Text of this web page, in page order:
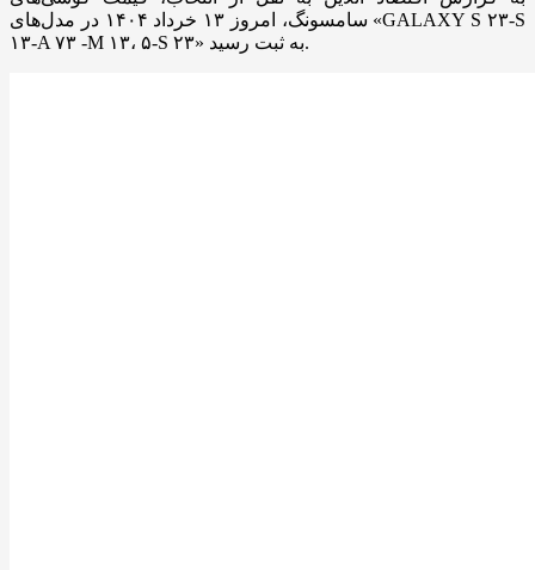
سامسونگ، امروز ۱۳ خرداد ۱۴۰۴ در مدل‌های «GALAXY S ۲۳-S
۱۳-A ۷۳ -M ۱۳، ۵-S ۲۳» به ثبت رسید.